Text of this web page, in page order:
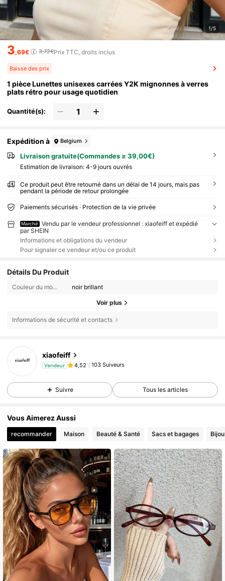
1/5
3,69€ 3,72€Prix TTC, droits inclus
Baisse des prix
1 pièce Lunettes unisexes carrées Y2K mignonnes à verres
plats rétro pour usage quotidien
Quantité(s):
Expédition à Belgium
Livraison gratuite(Commandes ≥ 39,00€)
Estimation de livraison: 4-9 jours ouvrés
Ce produit peut être retourné dans un délai de 14 jours, mais pas
pendant la période de retour prolongée
Paiements sécurisés · Protection de la vie privée
Marché
Vendu par le vendeur professionnel : xiaofeiff et expédié
par SHEIN
Informations et obligations du vendeur
Pour signaler ce vendeur et/ou ce produit
Détails Du Produit
Couleur du monture: noir brillant
Voir plus
Informations de sécurité et contacts
xiaofeiff
Vendeur 4,52 103 Suiveurs
Suivre Tous les articles
Vous Aimerez Aussi
recommander Maison Beauté & Santé Sacs et bagages